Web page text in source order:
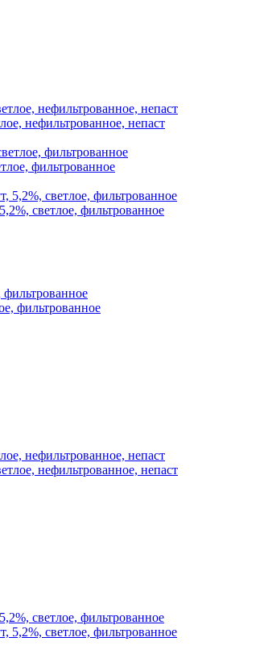
нефильтрованное, непаст
фильтрованное
светлое, фильтрованное
нефильтрованное, непаст
светлое, фильтрованное